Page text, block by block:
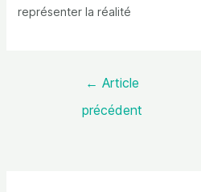
représenter la réalité
← Article
précédent